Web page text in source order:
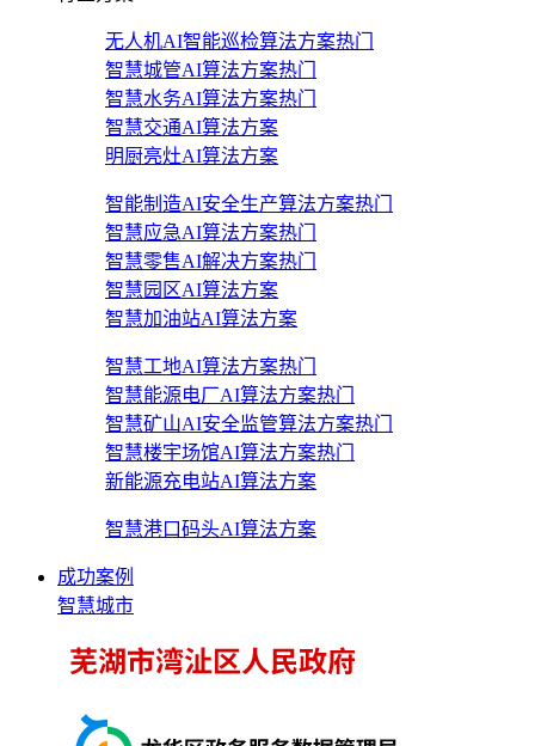
无人机AI智能巡检算法方案热门
智慧城管AI算法方案热门
智慧水务AI算法方案热门
智慧交通AI算法方案
明厨亮灶AI算法方案
智能制造AI安全生产算法方案热门
智慧应急AI算法方案热门
智慧零售AI解决方案热门
智慧园区AI算法方案
智慧加油站AI算法方案
智慧工地AI算法方案热门
智慧能源电厂AI算法方案热门
智慧矿山AI安全监管算法方案热门
智慧楼宇场馆AI算法方案热门
新能源充电站AI算法方案
智慧港口码头AI算法方案
成功案例
智慧城市